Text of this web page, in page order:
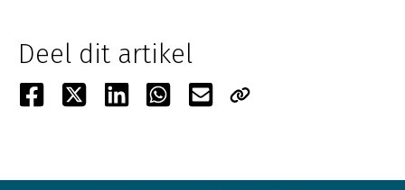
Deel dit artikel